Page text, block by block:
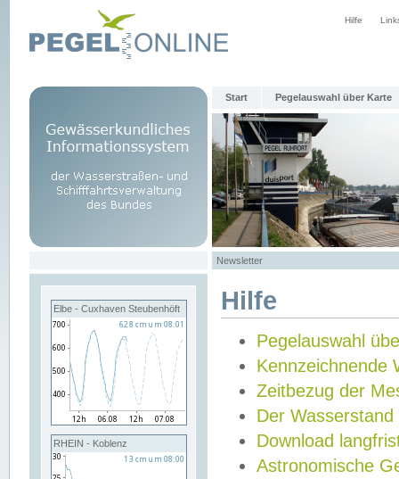
Hilfe
Start Pegelauswahl über Karte
Newsletter
Elbe - Cuxhaven Steubenhöft
RHEIN - Koblenz
Hilfe
Pegelauswahl
Kennzeichnende
Zeitbezug der
Der Wasserstand
Download
Astronomische